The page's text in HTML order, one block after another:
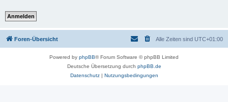
Foren-Übersicht Alle Zeiten sind UTC+01:00
Powered by phpBB® Forum Software © phpBB Limited
Deutsche Übersetzung durch phpBB.de
Datenschutz| Nutzungsbedingungen